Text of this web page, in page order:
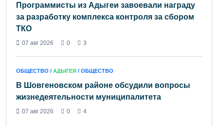
Программисты из Адыгеи завоевали награду
за разработку комплекса контроля за сбором
ТКО
07 авг 2026 0 3
ОБЩЕСТВО / АДЫГЕЯ / ОБЩЕСТВО
В Шовгеновском районе обсудили вопросы
жизнедеятельности муниципалитета
07 авг 2026 0 4